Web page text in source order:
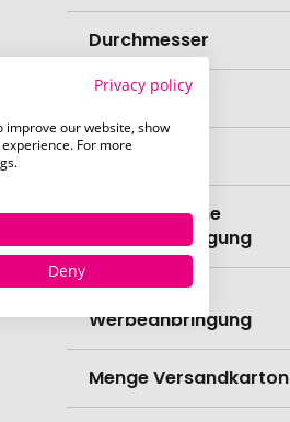
Durchmesser
Bio-Produkt
Veredelung
Lieferzeit ohne
Werbeanbringung
Lieferzeit mit
Werbeanbringung
Menge Versandkarton
Privacy policy
improve our website, show
For more
Deny